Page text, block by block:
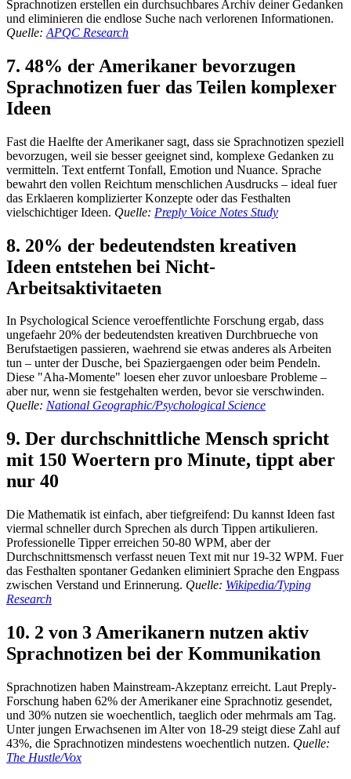
Sprachnotizen erstellen ein durchsuchbares Archiv deiner Gedanken
und eliminieren die endlose Suche nach verlorenen Informationen.
Quelle: APQC Research
7. 48% der Amerikaner bevorzugen
Sprachnotizen fuer das Teilen komplexer
Ideen
Fast die Haelfte der Amerikaner sagt, dass sie Sprachnotizen speziell
bevorzugen, weil sie besser geeignet sind, komplexe Gedanken zu
vermitteln. Text entfernt Tonfall, Emotion und Nuance. Sprache
bewahrt den vollen Reichtum menschlichen Ausdrucks – ideal fuer
das Erklaeren komplizierter Konzepte oder das Festhalten
vielschichtiger Ideen. Quelle: Preply Voice Notes Study
8. 20% der bedeutendsten kreativen
Ideen entstehen bei Nicht-
Arbeitsaktivitaeten
In Psychological Science veroeffentlichte Forschung ergab, dass
ungefaehr 20% der bedeutendsten kreativen Durchbrueche von
Berufstaetigen passieren, waehrend sie etwas anderes als Arbeiten
tun – unter der Dusche, bei Spaziergaengen oder beim Pendeln.
Diese "Aha-Momente" loesen eher zuvor unloesbare Probleme –
aber nur, wenn sie festgehalten werden, bevor sie verschwinden.
Quelle: National Geographic/Psychological Science
9. Der durchschnittliche Mensch spricht
mit 150 Woertern pro Minute, tippt aber
nur 40
Die Mathematik ist einfach, aber tiefgreifend: Du kannst Ideen fast
viermal schneller durch Sprechen als durch Tippen artikulieren.
Professionelle Tipper erreichen 50-80 WPM, aber der
Durchschnittsmensch verfasst neuen Text mit nur 19-32 WPM. Fuer
das Festhalten spontaner Gedanken eliminiert Sprache den Engpass
zwischen Verstand und Erinnerung. Quelle: Wikipedia/Typing
Research
10. 2 von 3 Amerikanern nutzen aktiv
Sprachnotizen bei der Kommunikation
Sprachnotizen haben Mainstream-Akzeptanz erreicht. Laut Preply-
Forschung haben 62% der Amerikaner eine Sprachnotiz gesendet,
und 30% nutzen sie woechentlich, taeglich oder mehrmals am Tag.
Unter jungen Erwachsenen im Alter von 18-29 steigt diese Zahl auf
43%, die Sprachnotizen mindestens woechentlich nutzen. Quelle:
The Hustle/Vox